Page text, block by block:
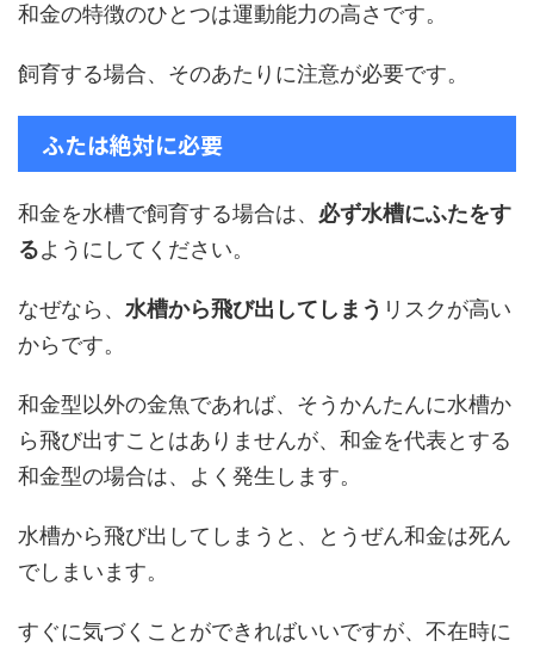
和金の特徴のひとつは運動能力の高さです。
飼育する場合、そのあたりに注意が必要です。
ふたは絶対に必要
和金を水槽で飼育する場合は、 必ず水槽にふたをす
るようにしてください。
なぜなら、 水槽から飛び出してしまう リスクが高い
からです。
和金型以外の金魚であれば、そうかんたんに水槽か
ら飛び出すことはありませんが、和金を代表とする
和金型の場合は、よく発生します。
水槽から飛び出してしまうと、とうぜん和金は死ん
でしまいます。
すぐに気づくことができればいいですが、不在時に